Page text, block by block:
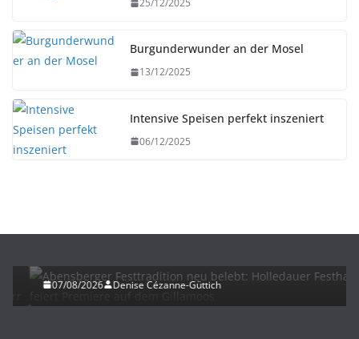
25/12/2025
Burgunderwunder an der Mosel
13/12/2025
Intensive Speisen perfekt inszeniert
06/12/2025
07/08/2026 Denise Cézanne-Güttich